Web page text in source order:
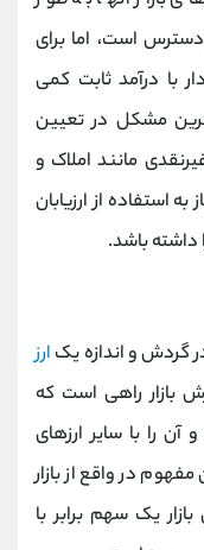
است، اما برای
با درآمد ثابت کمی
مشکل در تعیین
مانند املاک و
استفاده از ارزیابان
داشته باشد.
گردش و اندازه یک ارز
بازار راهی است که
را با سایر ارزهای
در واقع از بازار
یک سهم برابر با